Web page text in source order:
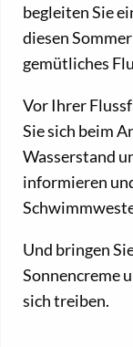
begleiten Sie
diesen
gemütliches
Vor Ihrer
Sie sich beim
Wasserstand
informieren
Und bringen
Sonnencreme
sich treiben.